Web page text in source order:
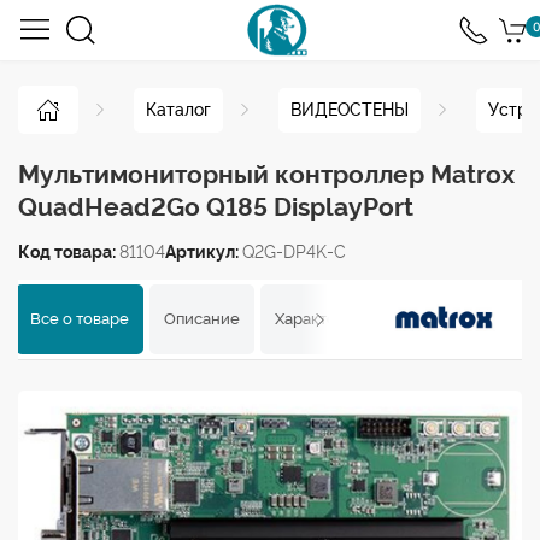
0
Каталог ВИДЕОСТЕНЫ
Мультимониторный контроллер Matrox
QuadHead2Go Q185 DisplayPort
Код товара:81104Артикул:Q2G-DP4K-C
Все о товаре Описание Характеристики Отзывы